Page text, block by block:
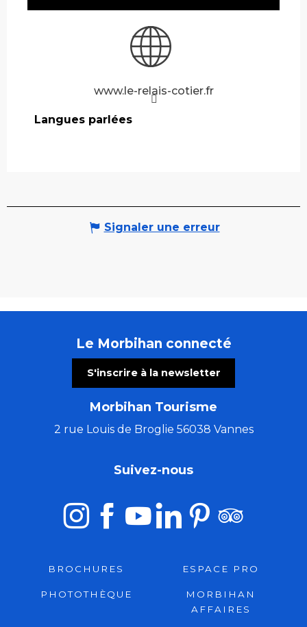
www.le-relais-cotier.fr
Langues parlées
Langues parlées
Signaler une erreur
Le Morbihan connecté
S'inscrire à la newsletter
Morbihan Tourisme
2 rue Louis de Broglie 56038 Vannes
Suivez-nous
BROCHURES ESPACE PRO
PHOTOTHÈQUE
MORBIHAN
AFFAIRES